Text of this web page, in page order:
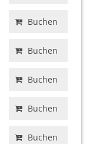
Buchen
Buchen
Buchen
Buchen
Buchen